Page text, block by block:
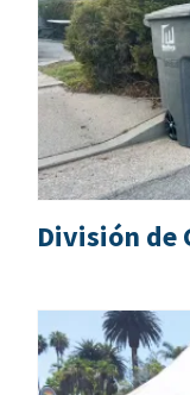
División de